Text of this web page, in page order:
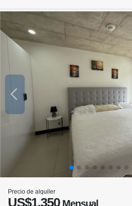
Precio de alquiler
US$1,350Mensual